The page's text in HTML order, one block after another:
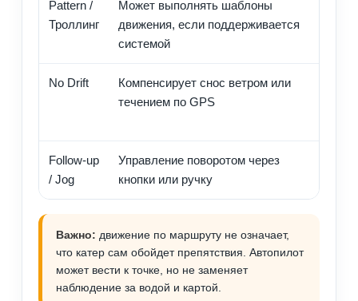
Pattern /
Троллинг
Может выполнять шаблоны
движения, если поддерживается
системой
No Drift
Компенсирует снос ветром или
течением по GPS
Follow-up
/ Jog
Управление поворотом через
кнопки или ручку
Важно: движение по маршруту не означает,
что катер сам обойдет препятствия. Автопилот
может вести к точке, но не заменяет
наблюдение за водой и картой.